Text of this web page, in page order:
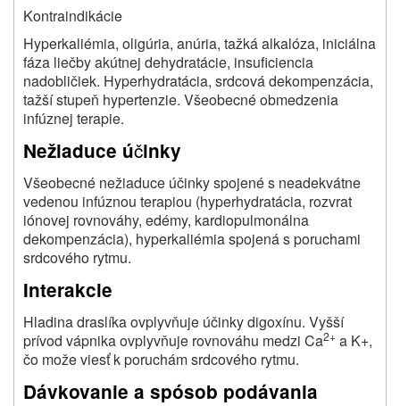
Kontraindikácie
Hyperkaliémia, oligúria, anúria, tažká alkalóza, iniciálna
fáza liečby akútnej dehydratácie, insuficiencia
nadobličiek. Hyperhydratácia, srdcová dekompenzácia,
tažší stupeň hypertenzie. Všeobecné obmedzenia
infúznej terapie.
Nežiaduce účinky
Všeobecné nežiaduce účinky spojené s neadekvátne
vedenou infúznou terapiou (hyperhydratácia, rozvrat
iónovej rovnováhy, edémy, kardiopulmonálna
dekompenzácia), hyperkaliémia spojená s poruchami
srdcového rytmu.
Interakcie
Hladina draslíka ovplyvňuje účinky digoxínu. Vyšší
prívod vápnika ovplyvňuje rovnováhu medzi Ca2+ a K+,
čo može viesť k poruchám srdcového rytmu.
Dávkovanie a spósob podávania